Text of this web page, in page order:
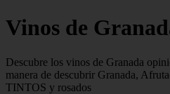
Vinos de
Descubre los vinos de Granada
manera de descubrir Granada,
TINTOS y rosados